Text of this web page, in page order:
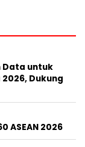
Data untuk
Dukung
ASEAN 2026